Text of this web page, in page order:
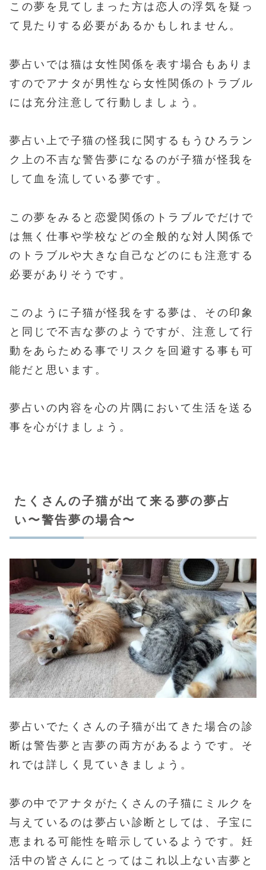
この夢を見てしまった方は恋人の浮気を疑っ
て見たりする必要があるかもしれません。
夢占いでは猫は女性関係を表す場合もありま
すのでアナタが男性なら女性関係のトラブル
には充分注意して行動しましょう。
夢占い上で子猫の怪我に関するもうひろラン
ク上の不吉な警告夢になるのが子猫が怪我を
して血を流している夢です。
この夢をみると恋愛関係のトラブルでだけで
は無く仕事や学校などの全般的な対人関係で
のトラブルや大きな自己などのにも注意する
必要がありそうです。
このように子猫が怪我をする夢は、その印象
と同じで不吉な夢のようですが、注意して行
動をあらためる事でリスクを回避する事も可
能だと思います。
夢占いの内容を心の片隅において生活を送る
事を心がけましょう。
たくさんの子猫が出て来る夢の夢占
い〜警告夢の場合〜
夢占いでたくさんの子猫が出てきた場合の診
断は警告夢と吉夢の両方があるようです。そ
れでは詳しく見ていきましょう。
夢の中でアナタがたくさんの子猫にミルクを
与えているのは夢占い診断としては、子宝に
恵まれる可能性を暗示しているようです。妊
活中の皆さんにとってはこれ以上ない吉夢と